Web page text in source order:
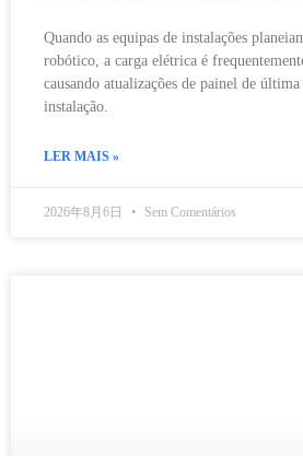
Quando as equipas de instalações
robótico, a carga elétrica é
causando atualizações de painel de
instalação.
LER MAIS »
2026年8月6日 Sem Comentários